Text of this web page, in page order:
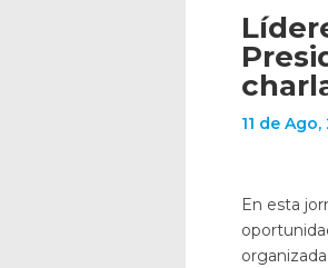
11 de Ago,
En esta